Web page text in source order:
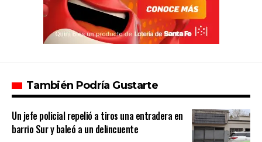
También Podría Gustarte
Un jefe policial repelió a tiros una entradera en
barrio Sur y baleó a un delincuente